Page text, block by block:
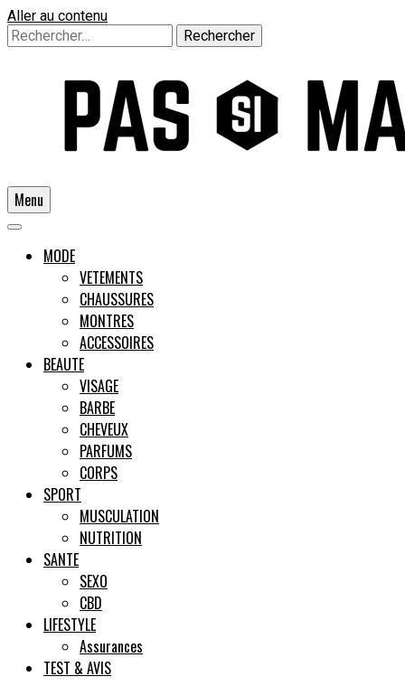
Aller au contenu
Rechercher :
Pas si
Male
Un guide pour l'homme moderne
Menu
MODE
VETEMENTS
CHAUSSURES
MONTRES
ACCESSOIRES
BEAUTE
VISAGE
BARBE
CHEVEUX
PARFUMS
CORPS
SPORT
MUSCULATION
NUTRITION
SANTE
SEXO
CBD
LIFESTYLE
Assurances
TEST & AVIS